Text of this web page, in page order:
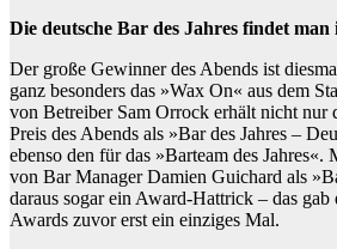
Die deutsche Bar des Jahres findet
Der große Gewinner des Abends ist
ganz besonders das »Wax On« aus dem
von Betreiber Sam Orrock erhält nicht nur
Preis des Abends als »Bar des Jahres –
ebenso den für das »Barteam des
von Bar Manager Damien Guichard als
daraus sogar ein Award-Hattrick – das
Awards zuvor erst ein einziges Mal.